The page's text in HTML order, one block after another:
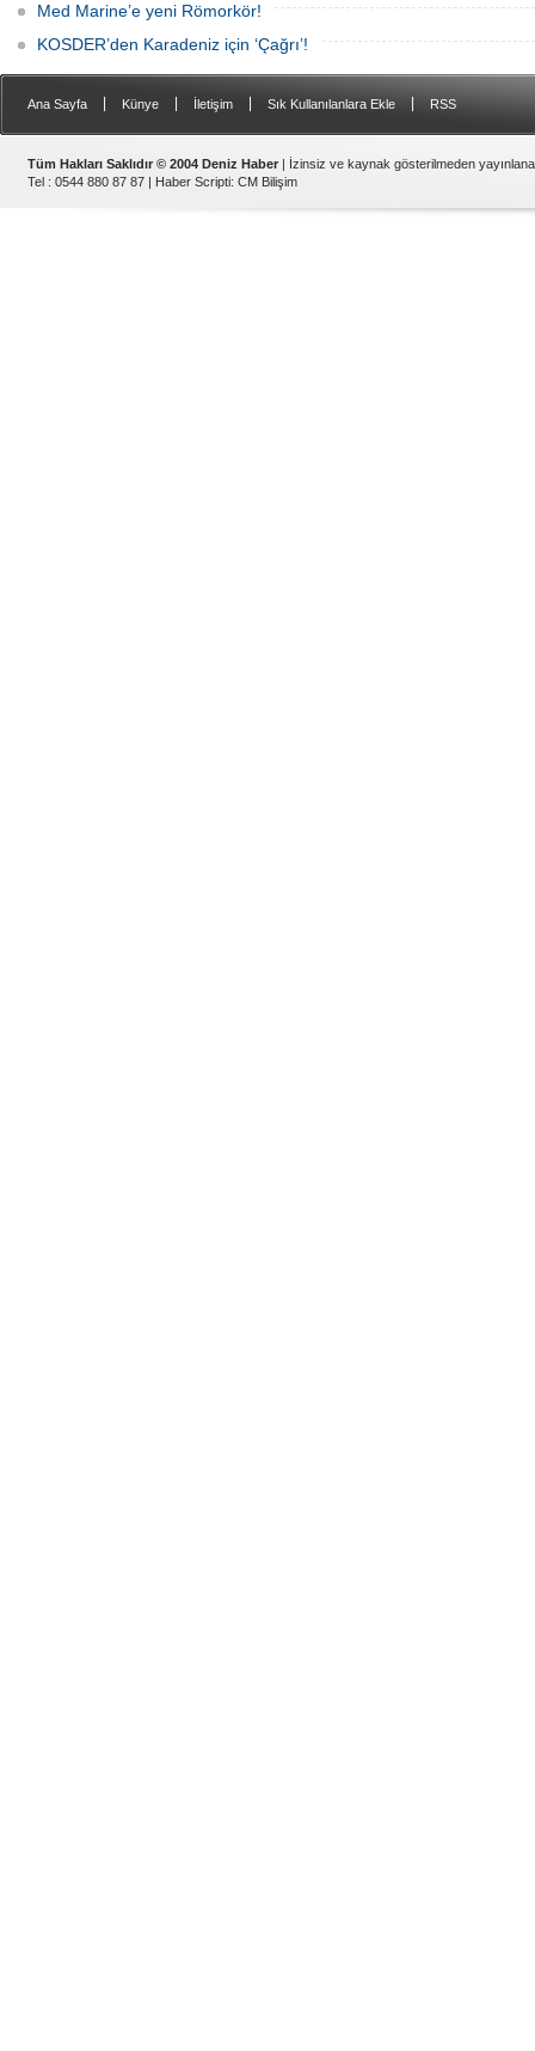
Med Marine’e yeni Römorkör!
KOSDER’den Karadeniz için ‘Çağrı’!
Ana Sayfa Künye İletişim Sık Kullanılanlara Ekle RSS
Tüm Hakları Saklıdır © 2004 Deniz Haber | İzinsiz ve kaynak gösterilmeden
Tel : 0544 880 87 87 | Haber Scripti: CM Bilişim